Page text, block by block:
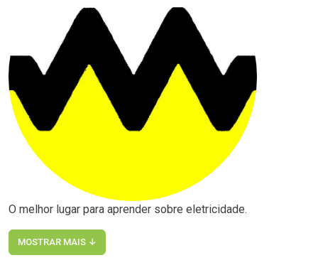
O melhor lugar para aprender sobre eletricidade.
MOSTRAR MAIS ↓